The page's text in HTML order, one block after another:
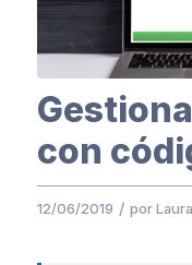
con
12/06/2019 / por